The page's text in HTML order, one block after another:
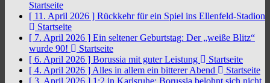
Startseite
[ 11. April 2026 ] Rückkehr für ein Spiel ins Ellenfeld-Stadion
Startseite
[ 7. April 2026 ] Ein seltener Geburtstag: Der „weiße Blitz“
wurde 90!
Startseite
[ 6. April 2026 ] Borussia mit guter Leistung
Startseite
[ 4. April 2026 ] Alles in allem ein bitterer Abend
Startseite
[ 3. April 2026 ] 1:2 in Karlsruhe: Borussia belohnt sich nicht